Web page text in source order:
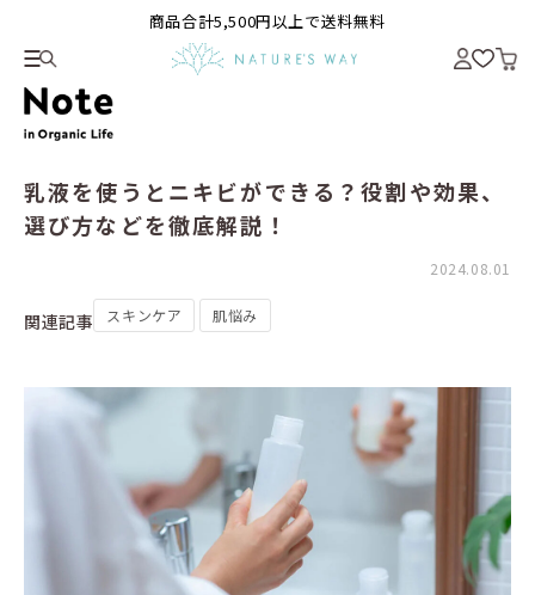
商品合計5,500円以上で送料無料
乳液を使うとニキビができる？役割や効果、
選び方などを徹底解説！
2024.08.01
関連記事 スキンケア 肌悩み